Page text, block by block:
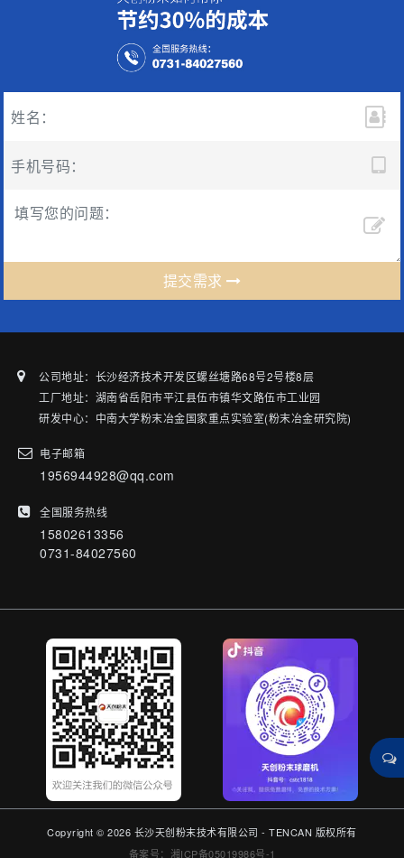
提交需求
公司地址：长沙经济技术开发区螺丝塘路68号2号楼8层
工厂地址：湖南省岳阳市平江县伍市镇华文路伍市工业园
研发中心：中南大学粉末冶金国家重点实验室(粉末冶金研究院)
电子邮箱
1956944928@qq.com
全国服务热线
15802613356
0731-84027560
Copyright © 2026 长沙天创粉末技术有限公司 - TENCAN 版权所有
备案号：湘ICP备05019986号-1